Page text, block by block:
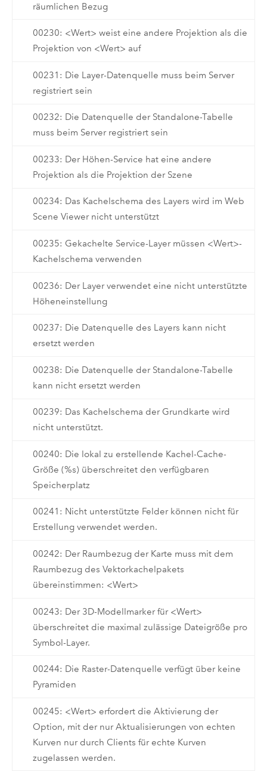
räumlichen Bezug
00230: <Wert> weist eine andere Projektion als die
Projektion von <Wert> auf
00231: Die Layer-Datenquelle muss beim Server
registriert sein
00232: Die Datenquelle der Standalone-Tabelle
muss beim Server registriert sein
00233: Der Höhen-Service hat eine andere
Projektion als die Projektion der Szene
00234: Das Kachelschema des Layers wird im Web
Scene Viewer nicht unterstützt
00235: Gekachelte Service-Layer müssen <Wert>-
Kachelschema verwenden
00236: Der Layer verwendet eine nicht unterstützte
Höheneinstellung
00237: Die Datenquelle des Layers kann nicht
ersetzt werden
00238: Die Datenquelle der Standalone-Tabelle
kann nicht ersetzt werden
00239: Das Kachelschema der Grundkarte wird
nicht unterstützt.
00240: Die lokal zu erstellende Kachel-Cache-
Größe (%s) überschreitet den verfügbaren
Speicherplatz
00241: Nicht unterstützte Felder können nicht für
Erstellung verwendet werden.
00242: Der Raumbezug der Karte muss mit dem
Raumbezug des Vektorkachelpakets
übereinstimmen: <Wert>
00243: Der 3D-Modellmarker für <Wert>
überschreitet die maximal zulässige Dateigröße pro
Symbol-Layer.
00244: Die Raster-Datenquelle verfügt über keine
Pyramiden
00245: <Wert> erfordert die Aktivierung der
Option, mit der nur Aktualisierungen von echten
Kurven nur durch Clients für echte Kurven
zugelassen werden.